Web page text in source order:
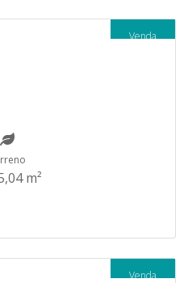
Venda
m²
Venda